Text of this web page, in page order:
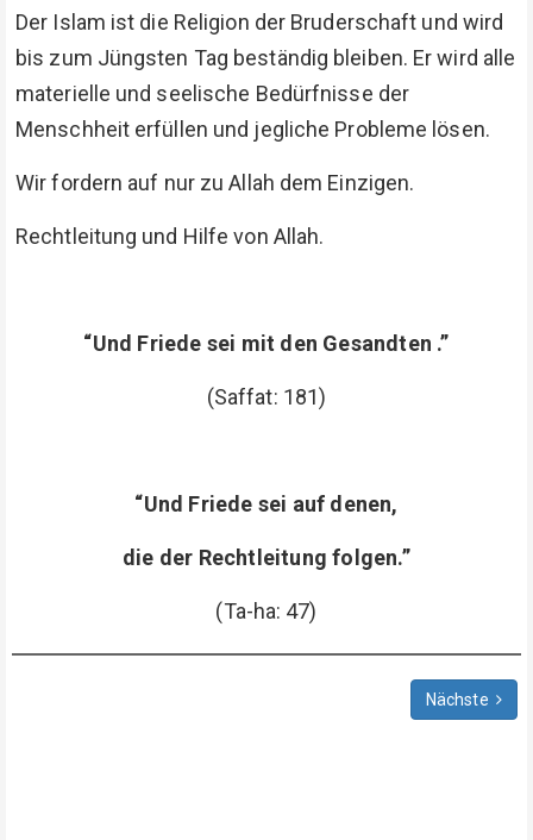
Der Islam ist die Religion der Bruderschaft und wird
bis zum Jüngsten Tag beständig bleiben. Er wird alle
materielle und seelische Bedürfnisse der
Menschheit erfüllen und jegliche Probleme lösen.
Wir fordern auf nur zu Allah dem Einzigen.
Rechtleitung und Hilfe von Allah.
“Und Friede sei mit den Gesandten .”
(Saffat: 181)
“Und Friede sei auf denen,
die der Rechtleitung folgen.”
(Ta-ha: 47)
Nächste